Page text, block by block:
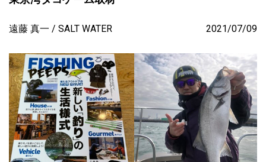
遠藤 真一 SALT WATER 2021/07/09